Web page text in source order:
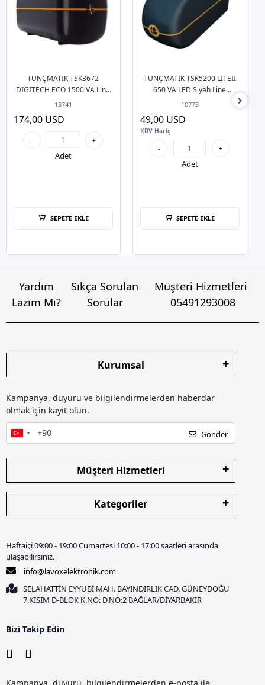
TUNÇMATİK TSK3672
DIGITECH ECO 1500 VA Line
Interactive UPS
13741
174,00 USD
- +
Adet
SEPETE EKLE
TUNÇMATİK TSK5200 LITEII
650 VA LED Siyah Line
Interactive (1x12v 7AH Akü )
10773
49,00 USD
KDV Hariç
- +
Adet
SEPETE EKLE
Yardım
Lazım Mı?
Sıkça Sorulan
Sorular
Müşteri Hizmetleri
05491293008
Kurumsal
Kampanya, duyuru ve bilgilendirmelerden haberdar
olmak için kayıt olun.
Gönder
Müşteri Hizmetleri
Kategoriler
Haftaiçi 09:00 - 19:00 Cumartesi 10:00 - 17:00 saatleri arasında
ulaşabilirsiniz.
info@lavoxelektronik.com
SELAHATTİN EYYUBİ MAH. BAYINDIRLIK CAD. GÜNEYDOĞU
7.KISIM D-BLOK K.NO: D.NO:2 BAĞLAR/DİYARBAKIR
Bizi Takip Edin
Kampanya, duyuru, bilgilendirmelerden e-posta ile